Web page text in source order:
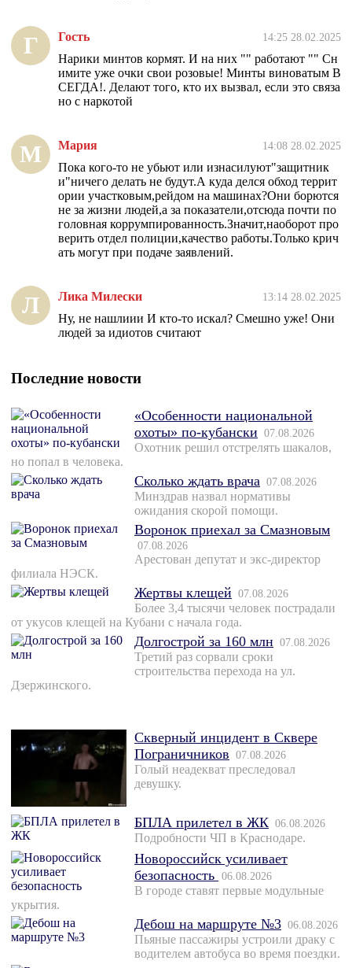
Г Гость 14:25 28.02.2025
Нарики минтов кормят. И на них "" работают "" Сн
имите уже очки свои розовые! Минты виноватым В
СЕГДА!. Делают того, кто их вызвал, если это связа
но с наркотой
М Мария 14:08 28.02.2025
Пока кого-то не убьют или изнасилуют"защитник
и"ничего делать не будут.А куда делся обход террит
ории участковым,рейдом на машинах?Они борются
не за жизни людей,а за показатели,отсюда почти по
головная коррумпированность.Значит,наоборот про
верить отдел полиции,качество работы.Только крич
ать могут при подаче заявлений.
Л Лика Милески 13:14 28.02.2025
Ну, не нашлиии И кто-то искал? Смешно уже! Они
людей за идиотов считают
Последние новости
«Особенности национальной
охоты» по-кубански 07.08.2026
Охотник решил отстрелять шакалов,
но попал в человека.
Сколько ждать врача 07.08.2026
Минздрав назвал нормативы
ожидания скорой помощи.
Воронок приехал за Смазновым
07.08.2026
Арестован депутат и экс-директор
филиала НЭСК.
Жертвы клещей 07.08.2026
Более 3,4 тысячи человек пострадали
от укусов клещей на Кубани с начала года.
Долгострой за 160 млн 07.08.2026
Третий раз сорвали сроки
строительства перехода на ул.
Дзержинского.
Скверный инцидент в Сквере
Пограничников 07.08.2026
Голый неадекват преследовал
девушку.
БПЛА прилетел в ЖК 06.08.2026
Подробности ЧП в Краснодаре.
Новороссийск усиливает
безопасность 06.08.2026
В городе ставят первые модульные
укрытия.
Дебош на маршруте №3 06.08.2026
Пьяные пассажиры устроили драку с
водителем автобуса во время поездки.